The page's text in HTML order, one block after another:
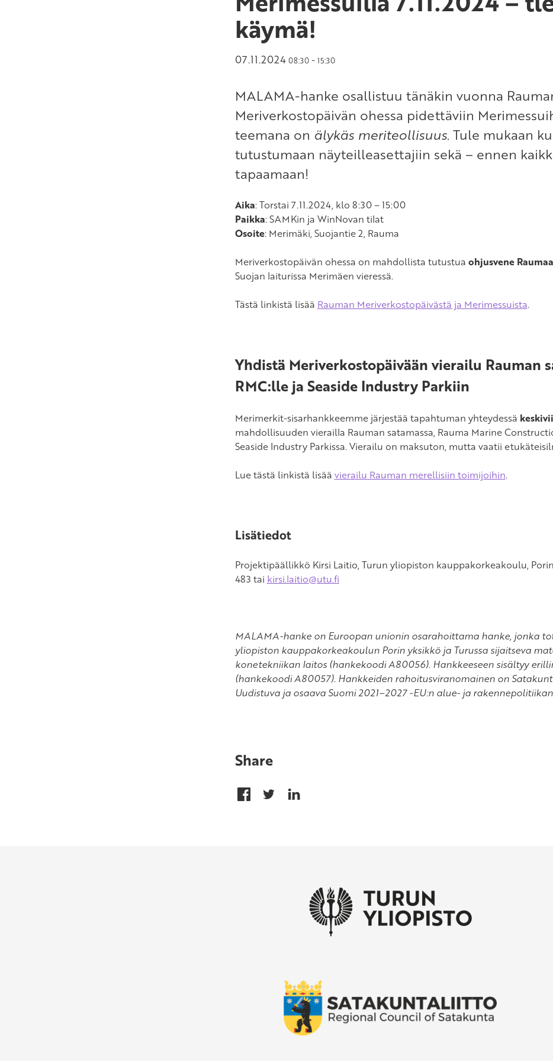
käymä!
07.11.2024 08:30- 15:30
MALAMA-hanke osallistuu tänäkin vuonna
Meriverkostopäivän ohessa pidettäviin
teemana on älykäs meriteollisuus. Tule mukaan
tutustumaan näyteilleasettajiin sekä – ennen
tapaamaan!
Aika: Torstai 7.11.2024, klo 8:30 – 15:00
Paikka: SAMKin ja WinNovan tilat
Osoite: Merimäki, Suojantie 2, Rauma
Meriverkostopäivän ohessa on mahdollista tutustua ohjusvene
Suojan laiturissa Merimäen vieressä.
Tästä linkistä lisää Rauman Meriverkostopäivästä ja Merimessuista.
Yhdistä Meriverkostopäivään vierailu Rauman
RMC:lle ja Seaside Industry Parkiin
Merimerkit-sisarhankkeemme järjestää tapahtuman yhteydessä
mahdollisuuden vierailla Rauman satamassa, Rauma Marine
Seaside Industry Parkissa. Vierailu on maksuton, mutta vaatii
Lue tästä linkistä lisää vierailu Rauman merellisiin toimijoihin.
Lisätiedot
Projektipäällikkö Kirsi Laitio, Turun yliopiston kauppakorkeakoulu,
483 tai kirsi.laitio@utu.fi
MALAMA-hanke on Euroopan unionin osarahoittama hanke, jonka
yliopiston kauppakorkeakoulun Porin yksikkö ja Turussa sijaitseva
konetekniikan laitos (hankekoodi A80056). Hankkeeseen sisältyy
(hankekoodi A80057). Hankkeiden rahoitusviranomainen on
Uudistuva ja osaava Suomi 2021–2027 -EU:n alue- ja
Share